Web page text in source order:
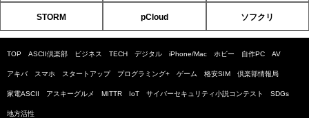
STORM pCloud ソフクリ
TOP ASCII倶楽部 ビジネス TECH デジタル iPhone/Mac ホビー 自作PC AV
アキバ スマホ スタートアップ プログラミング+ ゲーム 格安SIM 倶楽部情報局
家電ASCII アスキーグルメ MITTR IoT サイバーセキュリティ小説コンテスト SDGs
地方活性